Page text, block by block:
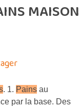
MAISON
. 1. Pains au
par la base. Des